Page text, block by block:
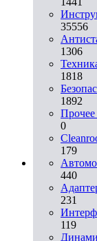
35556
1306
1818
1892
Прочее
0
179
440
231
119